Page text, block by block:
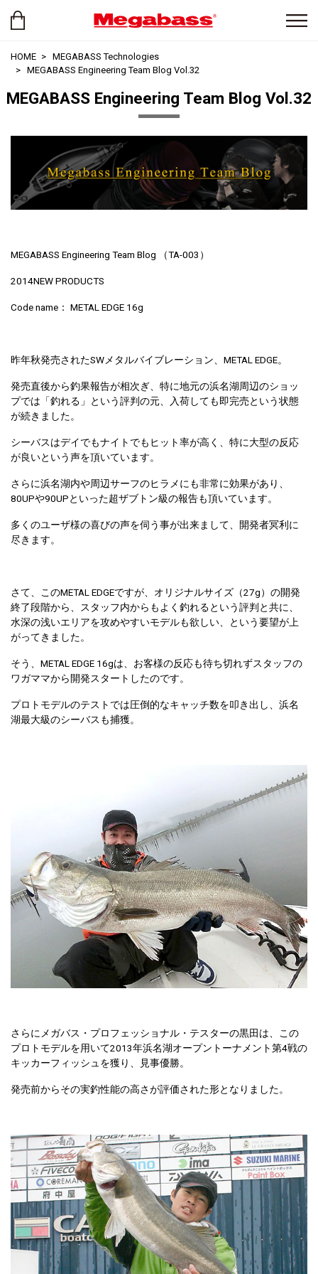
HOME
MEGABASS Technologies
MEGABASS Engineering Team Blog Vol.32
MEGABASS Engineering Team Blog Vol.32
MEGABASS Engineering Team Blog （TA-003）
­­­­­2014NEW PRODUCTS
Code name： METAL EDGE 16g
昨年秋発売されたSWメタルバイブレーション、METAL EDGE。
発売直後から釣果報告が相次ぎ、特に地元の浜名湖周辺のショッ
プでは「釣れる」という評判の元、入荷しても即完売という状態
が続きました。
シーバスはデイでもナイトでもヒット率が高く、特に大型の反応
が良いという声を頂いています。
さらに浜名湖内や周辺サーフのヒラメにも非常に効果があり、
80UPや90UPといった超ザブトン級の報告も頂いています。
多くのユーザ様の喜びの声を伺う事が出来まして、開発者冥利に
尽きます。
さて、このMETAL EDGEですが、オリジナルサイズ（27g）の開発
終了段階から、スタッフ内からもよく釣れるという評判と共に、
水深の浅いエリアを攻めやすいモデルも欲しい、という要望が上
がってきました。
そう、METAL EDGE 16gは、お客様の反応も待ち切れずスタッフの
ワガママから開発スタートしたのです。
プロトモデルのテストでは圧倒的なキャッチ数を叩き出し、浜名
湖最大級のシーバスも捕獲。
さらにメガバス・プロフェッショナル・テスターの黒田は、この
プロトモデルを用いて2013年浜名湖オープントーナメント第4戦の
キッカーフィッシュを獲り、見事優勝。
発売前からその実釣性能の高さが評価された形となりました。